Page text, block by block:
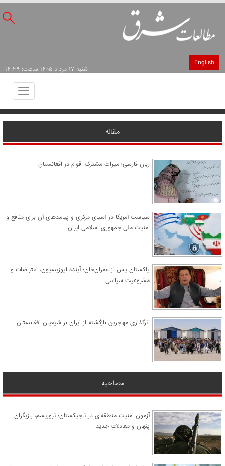
English
شنبه ۱۷ مرداد ۱۴۰۵ ساعت: ۱۴:۳۹
Toggle
مقاله
زبان فارسی؛ میراث مشترک اقوام در افغانستان
سیاست آمریکا در آسیای مرکزی و پیامدهای آن برای منافع و
امنیت ملی جمهوری اسلامی ایران
پاکستان پس از عمران‌خان؛ آینده اپوزیسیون، اعتراضات و
مشروعیت سیاسی
اثرگذاری مهاجرین بازگشته از ایران بر شیعیان افغانستان
مصاحبه
آزمون امنیت منطقه‌ای در تاجیکستان؛ تروریسم، بازیگران
پنهان و معادلات جدید